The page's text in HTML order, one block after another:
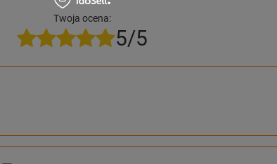
Twoja ocena:
5/5